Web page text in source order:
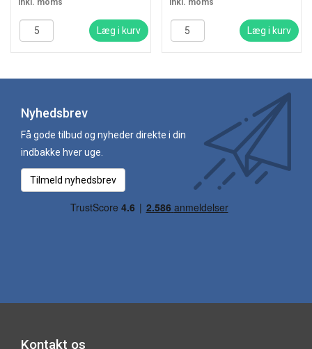
inkl. moms
Læg i kurv
inkl. moms
Læg i kurv
Nyhedsbrev
Få gode tilbud og nyheder direkte i din
indbakke hver uge.
Tilmeld nyhedsbrev
Kontakt os